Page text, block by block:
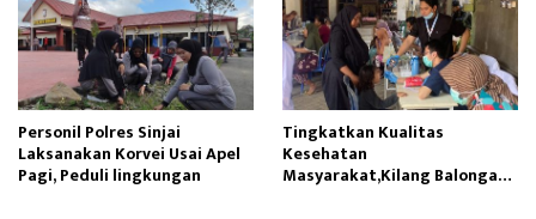
Personil Polres Sinjai
Laksanakan Korvei Usai Apel
Pagi, Peduli lingkungan
Tingkatkan Kualitas
Kesehatan
Masyarakat,Kilang Balongan